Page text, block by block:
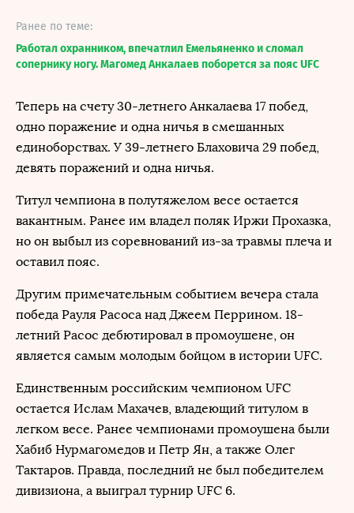
Ранее по теме:
Работал охранником, впечатлил Емельяненко и сломал
сопернику ногу. Магомед Анкалаев поборется за пояс UFC
Теперь на счету 30-летнего Анкалаева 17 побед,
одно поражение и одна ничья в смешанных
единоборствах. У 39-летнего Блаховича 29 побед,
девять поражений и одна ничья.
Титул чемпиона в полутяжелом весе остается
вакантным. Ранее им владел поляк Иржи Прохазка,
но он выбыл из соревнований из-за травмы плеча и
оставил пояс.
Другим примечательным событием вечера стала
победа Рауля Расоса над Джеем Перрином. 18-
летний Расос дебютировал в промоушене, он
является самым молодым бойцом в истории UFC.
Единственным российским чемпионом UFC
остается Ислам Махачев, владеющий титулом в
легком весе. Ранее чемпионами промоушена были
Хабиб Нурмагомедов и Петр Ян, а также Олег
Тактаров. Правда, последний не был победителем
дивизиона, а выиграл турнир UFC 6.